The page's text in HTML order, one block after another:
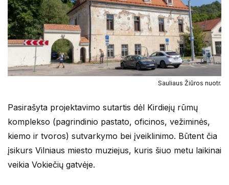
Sauliaus Žiūros nuotr.
Pasirašyta projektavimo sutartis dėl Kirdiejų rūmų
komplekso (pagrindinio pastato, oficinos, vežiminės,
kiemo ir tvoros) sutvarkymo bei įveiklinimo. Būtent čia
įsikurs Vilniaus miesto muziejus, kuris šiuo metu laikinai
veikia Vokiečių gatvėje.